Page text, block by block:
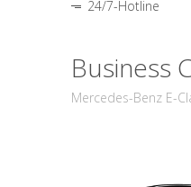
24/7-Hotline
Business
Mercedes-Benz E-